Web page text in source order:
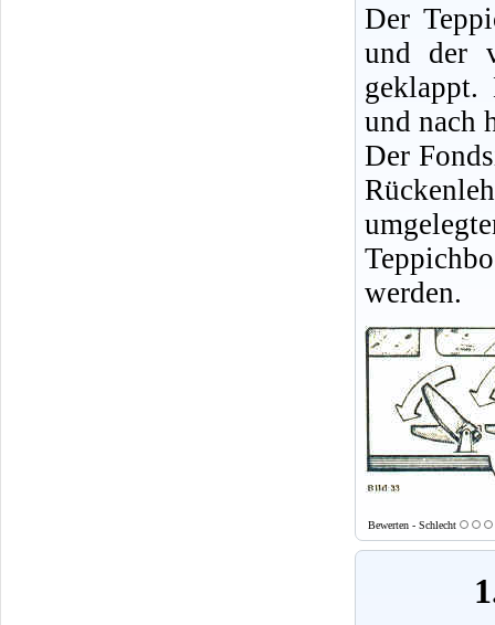
Der
und der
und nach
Der
werden.
Bewerten - Schlecht